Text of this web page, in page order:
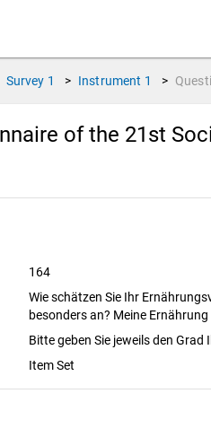
Survey 1 > Instrument 1 >
of the 21st
164
Wie schätzen Sie Ihr
besonders an? Meine
Bitte geben Sie jeweils den
Item Set